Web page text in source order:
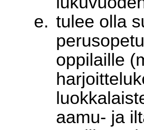
tulee olla
oppilaille
aamu- ja